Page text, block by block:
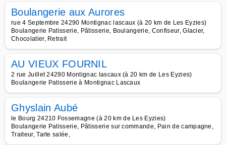
Boulangerie aux Aurores
rue 4 Septembre 24290 Montignac lascaux (à 20 km de Les Eyzies)
Boulangerie Patisserie, Pâtisserie, Boulangerie, Confiseur, Glacier,
Chocolatier, Retrait
AU VIEUX FOURNIL
2 rue Juillet 24290 Montignac lascaux (à 20 km de Les Eyzies)
Boulangerie Patisserie à Montignac Lascaux
Ghyslain Aubé
le Bourg 24210 Fossemagne (à 20 km de Les Eyzies)
Boulangerie Patisserie, Pâtisserie sur commande, Pain de campagne,
Traiteur, Tarte salée,